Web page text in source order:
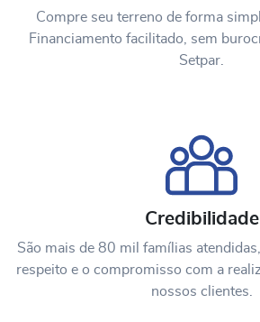
Compre seu terreno de forma
Financiamento facilitado, sem
Setpar.
Credibilidade
São mais de 80 mil famílias
respeito e o compromisso com a
nossos clientes.